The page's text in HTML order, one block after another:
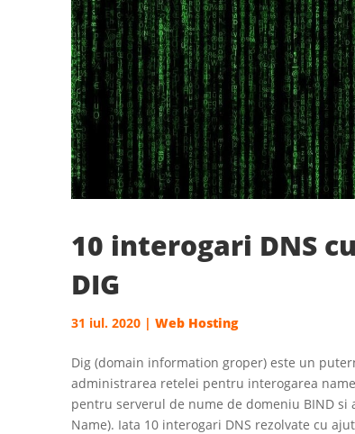
10 interogari DNS
DIG
31 iul. 2020| Web Hosting
Dig (domain information groper) este un
administrarea retelei pentru interogarea
pentru serverul de nume de domeniu BIND
Name). Iata 10 interogari DNS rezolvate cu